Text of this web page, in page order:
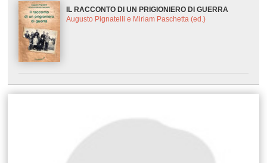
IL RACCONTO DI UN PRIGIONIERO DI GUERRA
Augusto Pignatelli e Miriam Paschetta (ed.)